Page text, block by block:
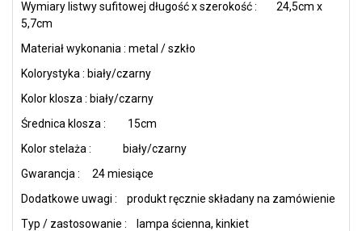
Wymiary listwy sufitowej długość x szerokość : 24,5cm x
5,7cm
Materiał wykonania : metal / szkło
Kolorystyka : biały/czarny
Kolor klosza : biały/czarny
Średnica klosza : 15cm
Kolor stelaża : biały/czarny
Gwarancja : 24 miesiące
Dodatkowe uwagi : produkt ręcznie składany na zamówienie
Typ / zastosowanie : lampa ścienna, kinkiet